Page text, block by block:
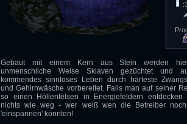
Gebaut mit einem Kern aus Stein werden
unmenschliche Weise Sklaven gezüchtet und
kommendes sinnloses Leben durch härteste
und Gehirnwäsche vorbereitet. Falls man auf seiner
so einen Höllenfelsen in Energiefeldern entdecken
nichts wie weg - wer weiß wen die Betreiber
'einspannen' könnten!